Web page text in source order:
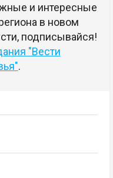
и интересные
в новом
подписывайся!
"Вести
.